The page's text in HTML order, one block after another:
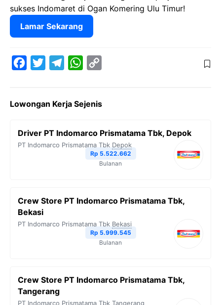
sukses Indomaret di Ogan Komering Ulu Timur!
Lamar Sekarang
e
o
t
e
e
r
W
t
A
y
i
n
k
Lowongan Kerja Sejenis
Driver PT Indomarco Prismatama Tbk, Depok
PT Indomarco Prismatama Tbk Depok
Rp 5.522.662
Bulanan
Crew Store PT Indomarco Prismatama Tbk,
Bekasi
PT Indomarco Prismatama Tbk Bekasi
Rp 5.999.545
Bulanan
Crew Store PT Indomarco Prismatama Tbk,
Tangerang
PT Indomarco Prismatama Tbk Tangerang